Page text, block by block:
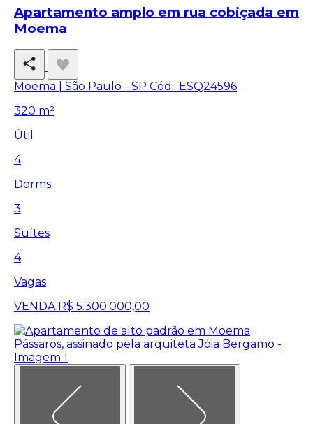
Apartamento amplo em rua cobiçada em
Moema
Moema | São Paulo - SP Cód.: ESQ24596
320 m²
Útil
4
Dorms.
3
Suítes
4
Vagas
VENDA R$ 5.300.000,00